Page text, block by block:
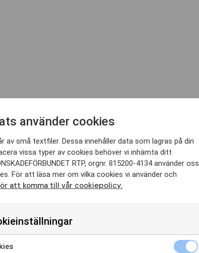
använder cookies
av små textfiler. Dessa innehåller data som lagras på din
vissa typer av cookies behöver vi inhämta ditt
RTP, orgnr. 815200-4134 använder oss
För att läsa mer om vilka cookies vi använder och
att komma till vår cookiepolicy.